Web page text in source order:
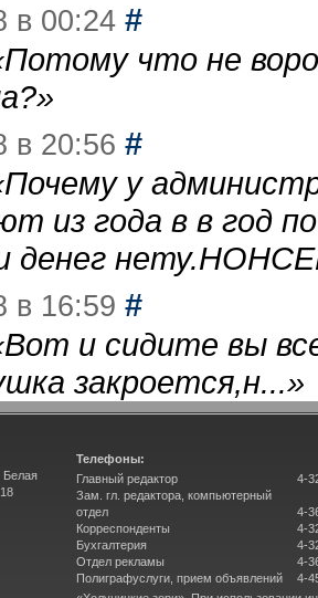
в 00:24 #
Потому что не
»
в 20:56 #
Почему у
из года в в год
денег
в 16:59 #
Вот и сидите вы
закроется,н...»
Белая
Телефоны:
Главный редактор
Зам. гл. редактора, компьютерный
отдел
Корреспонденты
Бухгалтерия
Отдел рекламы
Полиграфуслуги, прием объявлений
4-
4-
4-
4-
4-
4-